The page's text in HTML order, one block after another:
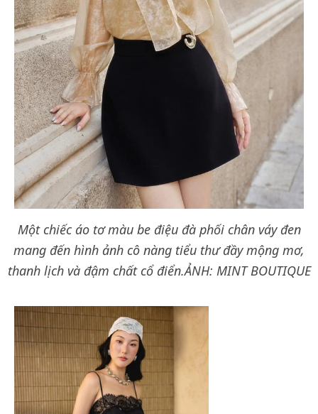
Một chiếc áo tơ màu be điệu đà phối chân váy đen
mang đến hình ảnh cô nàng tiểu thư đầy mộng mơ,
thanh lịch và đậm chất cổ điển.ẢNH: MINT BOUTIQUE